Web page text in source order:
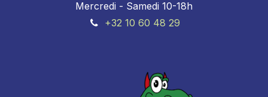
Mercredi - Samedi 10-18h
+32 10 60 48 29